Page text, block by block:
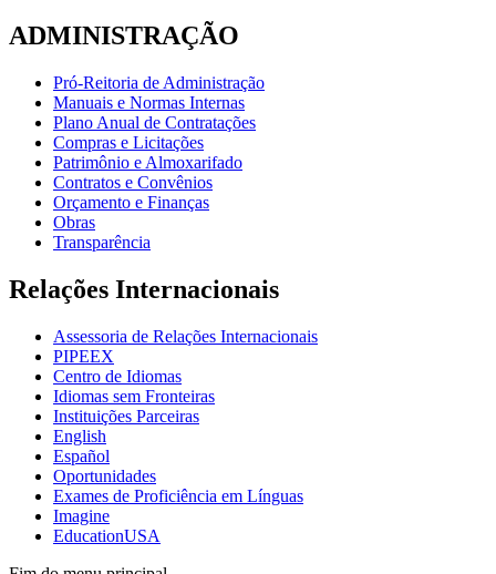
ADMINISTRAÇÃO
Pró-Reitoria de Administração
Manuais e Normas Internas
Plano Anual de Contratações
Compras e Licitações
Patrimônio e Almoxarifado
Contratos e Convênios
Orçamento e Finanças
Obras
Transparência
Relações Internacionais
Assessoria de Relações Internacionais
PIPEEX
Centro de Idiomas
Idiomas sem Fronteiras
Instituições Parceiras
English
Español
Oportunidades
Exames de Proficiência em Línguas
Imagine
EducationUSA